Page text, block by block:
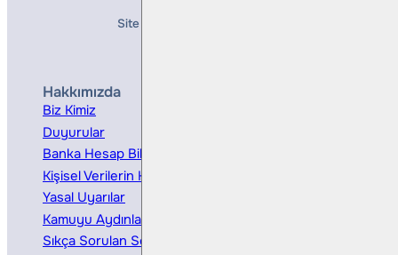
Site Creation & Technology by
Hakkımızda
Biz Kimiz
Duyurular
Banka Hesap Bilgileri
Kişisel Verilerin Korunması
Yasal Uyarılar
Kamuyu Aydınlatma
Sıkça Sorulan Sorular